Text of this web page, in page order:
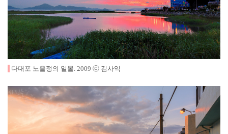
다대포 노을정의 일몰 2009 ⓒ 김사익